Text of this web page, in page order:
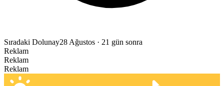
Sıradaki Dolunay28 Ağustos · 21 gün sonra
Reklam
Reklam
Reklam